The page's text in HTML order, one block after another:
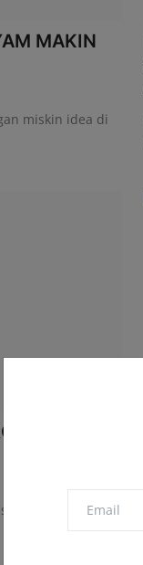
MAKIN
miskin idea di
AYAM
dan kawalan